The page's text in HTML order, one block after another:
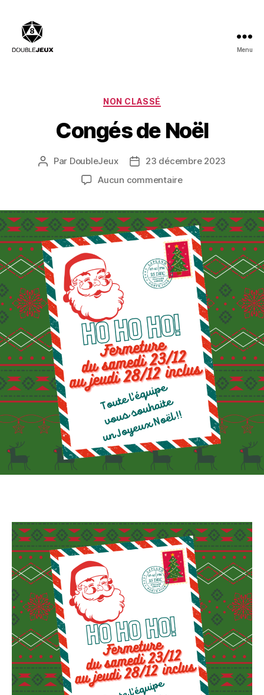
Menu
Catégories
NON CLASSÉ
Congés de Noël
Auteur
Par DoubleJeux
Date23 décembre 2023
Aucun commentairesur
Noël